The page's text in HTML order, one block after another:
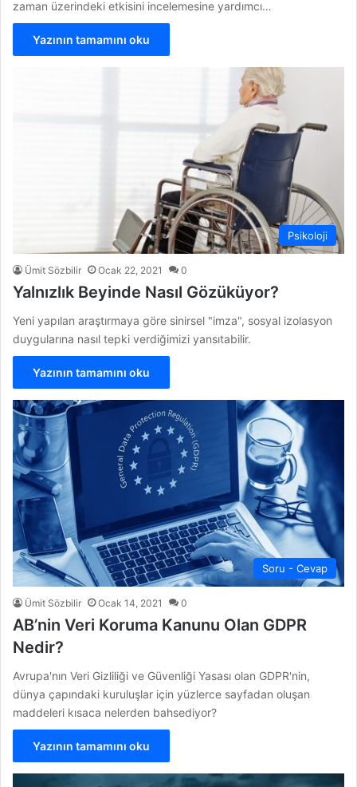
zaman üzerindeki etkisini incelemesine yardımcı…
Yazının tamamını oku
Psikoloji
Ümit Sözbilir Ocak 22, 2021 0
Yalnızlık Beyinde Nasıl Gözüküyor?
Yeni yapılan araştırmaya göre sinirsel "imza", sosyal izolasyon
duygularına nasıl tepki verdiğimizi yansıtabilir.
Yazının tamamını oku
Soru - Cevap
Ümit Sözbilir Ocak 14, 2021 0
AB’nin Veri Koruma Kanunu Olan GDPR
Nedir?
Avrupa'nın Veri Gizliliği ve Güvenliği Yasası olan GDPR'nin,
dünya çapındaki kuruluşlar için yüzlerce sayfadan oluşan
maddeleri kısaca nelerden bahsediyor?
Yazının tamamını oku